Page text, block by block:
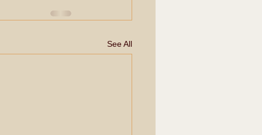
See All